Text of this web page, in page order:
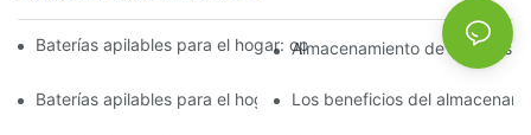
Baterías apilables para el hogar: optimizando el espacio y el
Almacenamiento de baterías
Baterías apilables para el hogar: soluciones personalizadas de
Los beneficios del